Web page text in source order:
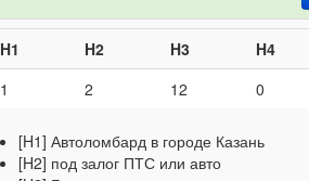
H1 H2 H3
H4
1
2 12 0
[H1] Автоломбард в городе Казань
[H2] под залог ПТС или авто